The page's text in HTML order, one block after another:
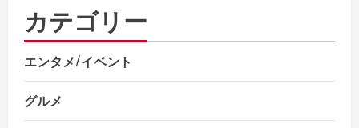
カテゴリー
エンタメ/イベント
グルメ